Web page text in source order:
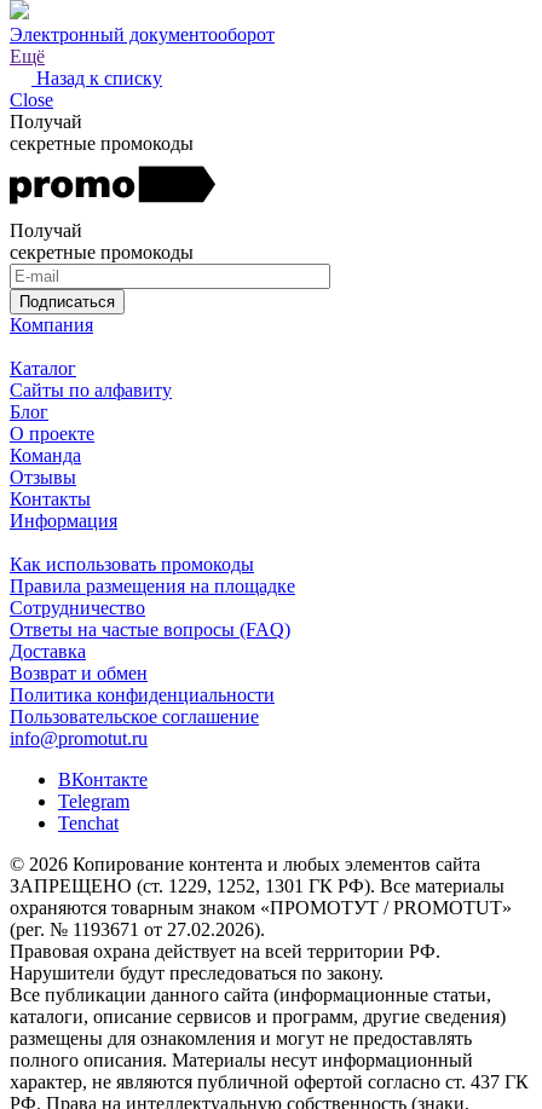
Электронный документооборот
Ещё
Назад к списку
Close
Получай
секретные промокоды
Получай
секретные промокоды
Подписаться
Компания
Каталог
Сайты по алфавиту
Блог
О проекте
Команда
Отзывы
Контакты
Информация
Как использовать промокоды
Правила размещения на площадке
Сотрудничество
Ответы на частые вопросы (FAQ)
Доставка
Возврат и обмен
Политика конфиденциальности
Пользовательское соглашение
info@promotut.ru
ВКонтакте
Telegram
Tenchat
© 2026 Копирование контента и любых элементов сайта
ЗАПРЕЩЕНО (ст. 1229, 1252, 1301 ГК РФ). Все материалы
охраняются товарным знаком «ПРОМОТУТ / PROMOTUT»
(рег. № 1193671 от 27.02.2026).
Правовая охрана действует на всей территории РФ.
Нарушители будут преследоваться по закону.
Все публикации данного сайта (информационные статьи,
каталоги, описание сервисов и программ, другие сведения)
размещены для ознакомления и могут не предоставлять
полного описания. Материалы несут информационный
характер, не являются публичной офертой согласно ст. 437 ГК
РФ. Права на интеллектуальную собственность (знаки,